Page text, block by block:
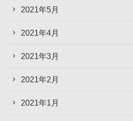
2021年5月
2021年4月
2021年3月
2021年2月
2021年1月